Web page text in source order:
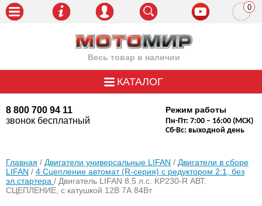
Весь товар в наличии
8 800 700 94 11
звонок бесплатный
Режим работы
Пн-Пт: 7:00 – 16:00 (МСК)
Сб-Вс: выходной день
0
КАТАЛОГ
Главная / Двигатели универсальные LIFAN / Двигатели в сборе
LIFAN / 4 Сцепление автомат (R-серия) с редуктором 2:1, без
эл.стартера / Двигатель LIFAN 8.5 л.с. KP230-R АВТ.
СЦЕПЛЕНИЕ, с катушкой 12В 7А 84Вт